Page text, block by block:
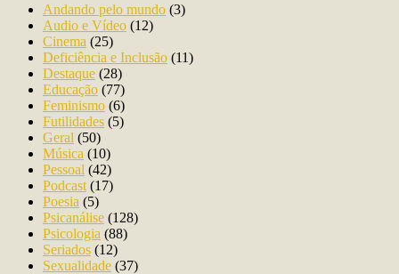
Andando pelo mundo (3)
Audio e Vídeo (12)
Cinema (25)
Deficiência e Inclusão (11)
Destaque (28)
Educação (77)
Feminismo (6)
Futilidades (5)
Geral (50)
Música (10)
Pessoal (42)
Podcast (17)
Poesia (5)
Psicanálise (128)
Psicologia (88)
Seriados (12)
Sexualidade (37)